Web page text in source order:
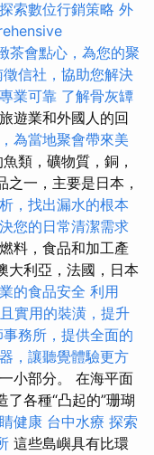
探索數位行銷策略 外
茶會點心，為您的聚
徵信社，協助您解決
業可靠 了解骨灰罈
旅遊業和外國人的回
為當地聚會帶來美
類，礦物質，銅，
一，主要是日本，
，找出漏水的根本
您的日常清潔需求
料，食品和加工產
大利亞，法國，日本
的食品安全 利用
實用的裝潢，提升
務所，提供全面的
，讓聽覺體驗更方
小部分。 在海平面
各種“凸起的”珊瑚
健康 台中水療 探索
這些島嶼具有比環